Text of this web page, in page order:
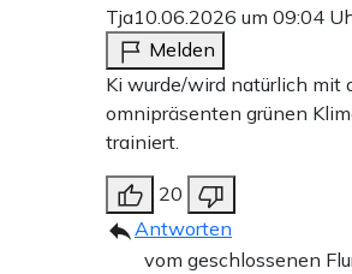
Tja10.06.2026 um 09:04
Melden
Ki wurde/wird natürlich mit
omnipräsenten grünen
trainiert.
20
Antworten
vom geschlossenen